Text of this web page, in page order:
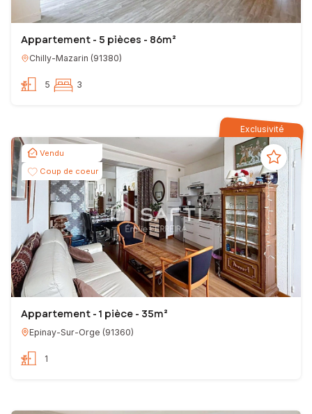
Appartement - 5 pièces - 86m²
Chilly-Mazarin (91380)
5 3
Exclusivité
Vendu
Coup de coeur
Appartement - 1 pièce - 35m²
Epinay-Sur-Orge (91360)
1